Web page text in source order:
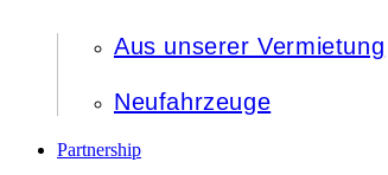
Aus unserer Vermietung
Neufahrzeuge
Partnership